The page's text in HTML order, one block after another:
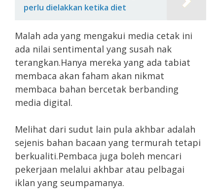
perlu dielakkan ketika diet
Malah ada yang mengakui media cetak ini
ada nilai sentimental yang susah nak
terangkan.Hanya mereka yang ada tabiat
membaca akan faham akan nikmat
membaca bahan bercetak berbanding
media digital.
Melihat dari sudut lain pula akhbar adalah
sejenis bahan bacaan yang termurah tetapi
berkualiti.Pembaca juga boleh mencari
pekerjaan melalui akhbar atau pelbagai
iklan yang seumpamanya.